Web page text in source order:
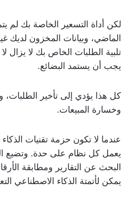
لكن أداة التسعير الخاصة بك لم
الماضي، وبيانات المخزون لديك
تلبية الطلبات الخاص بك لا
يجب أن يستمد البضائع.
كل هذا يؤدي إلى تأخير الطلبات،
وخسارة المبيعات.
عندما لا تكون حزمة تقنيات
يعمل كل نظام على حدة. وتضيع
البحث عن التقارير ومطابقة
يمكن لأتمتة الذكاء الاصطناعي